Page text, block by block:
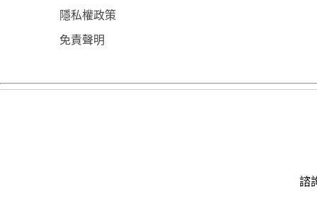
隱私權政策
免責聲明
諮